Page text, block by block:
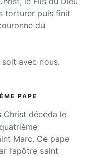
torturer puis finit
du
avec nous.
PAPE
Christ décéda le
Marc. Ce pape
l’apôtre saint